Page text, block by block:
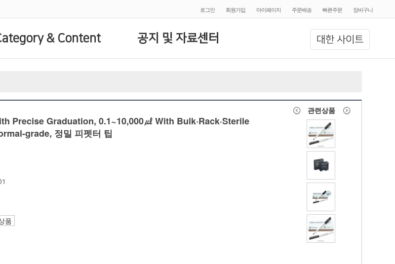
로그인 회원가입 마이페이지 주문배송 빠른주문 장바구니
대한 사이트
& Content 공지 및 자료센터
Precise Graduation, 0.1~10,000㎕ With Bulk·Rack·Sterile
grade, 정밀 피펫터 팁
품
관련상품